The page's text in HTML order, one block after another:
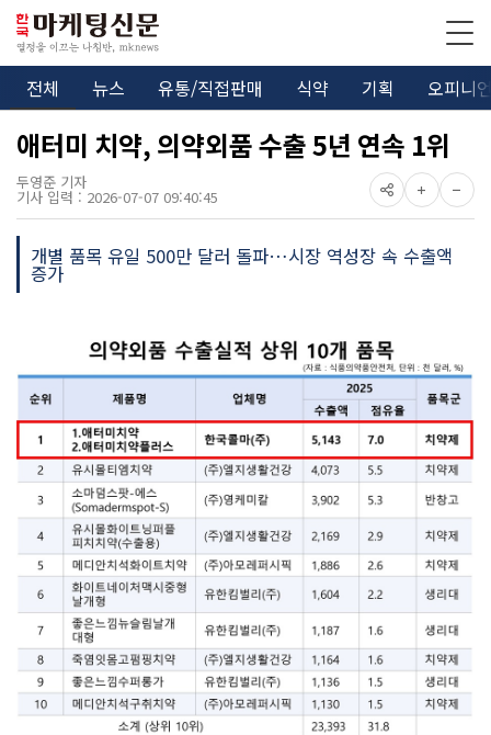
전체 뉴스 유통/직접판매 식약 기획 오피니
애터미 치약, 의약외품 수출 5년 연속 1위
두영준 기자
기사 입력 : 2026-07-07 09:40:45
개별 품목 유일 500만 달러 돌파…시장 역성장 속 수출액
증가